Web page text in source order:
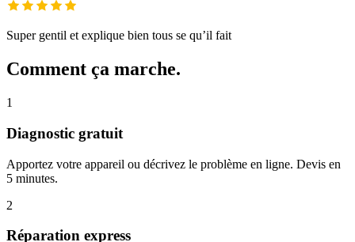
Super gentil et explique bien tous se qu’il fait
Comment ça marche.
1
Diagnostic gratuit
Apportez votre appareil ou décrivez le problème en ligne. Devis en
5 minutes.
2
Réparation express